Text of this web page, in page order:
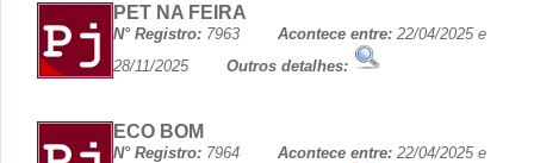
PET NA FEIRA
N° Registro: 7963 Acontece entre: 22/04/2025 e
28/11/2025 Outros detalhes:
ECO BOM
N° Registro: 7964 Acontece entre: 22/04/2025 e